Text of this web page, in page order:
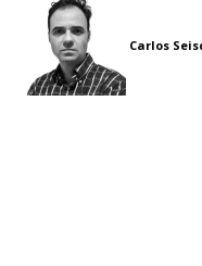
Carlos